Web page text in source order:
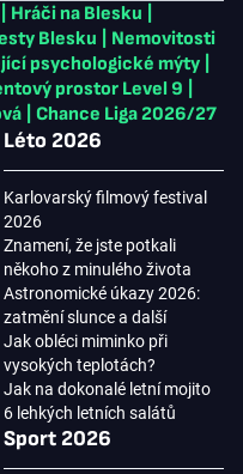
Hráči na Blesku
Blesku
Nemovitosti
psychologické mýty
prostor Level 9
Chance Liga 2026/27
Léto 2026
Karlovarský filmový festival
2026
Znamení, že jste potkali
někoho z minulého života
Astronomické úkazy 2026:
zatmění slunce a další
Jak obléci miminko při
vysokých teplotách?
Jak na dokonalé letní mojito
6 lehkých letních salátů
Sport 2026